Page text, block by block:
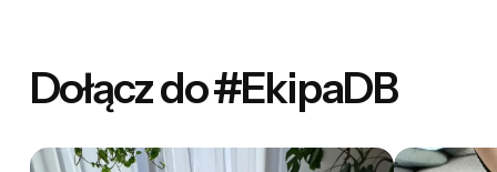
Dołącz do #EkipaDB